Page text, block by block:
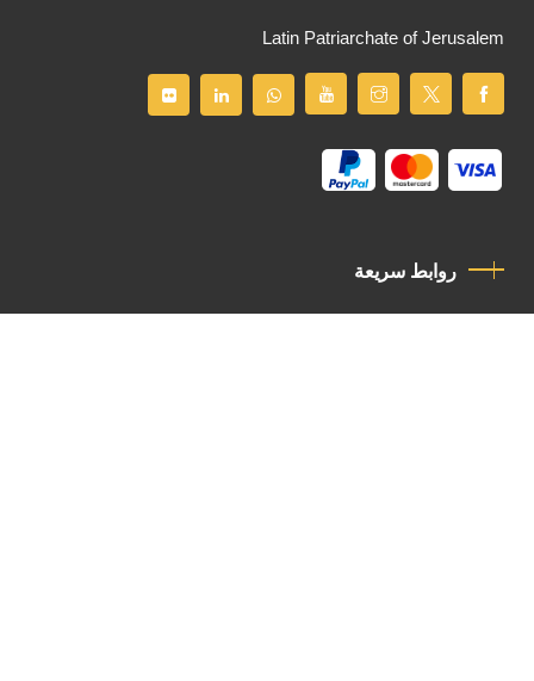
Latin Patriarchate of Jerusalem
روابط سريعة